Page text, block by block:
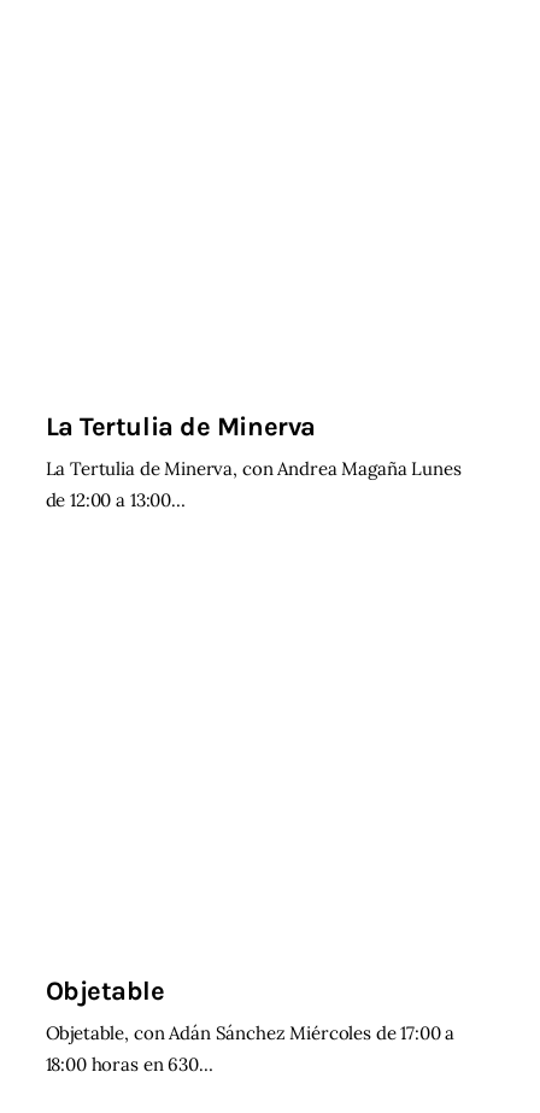
La Tertulia de Minerva
La Tertulia de Minerva, con Andrea Magaña Lunes
de 12:00 a 13:00…
Objetable
Objetable, con Adán Sánchez Miércoles de 17:00 a
18:00 horas en 630…